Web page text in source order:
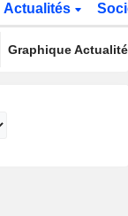
Actualités
Graphique